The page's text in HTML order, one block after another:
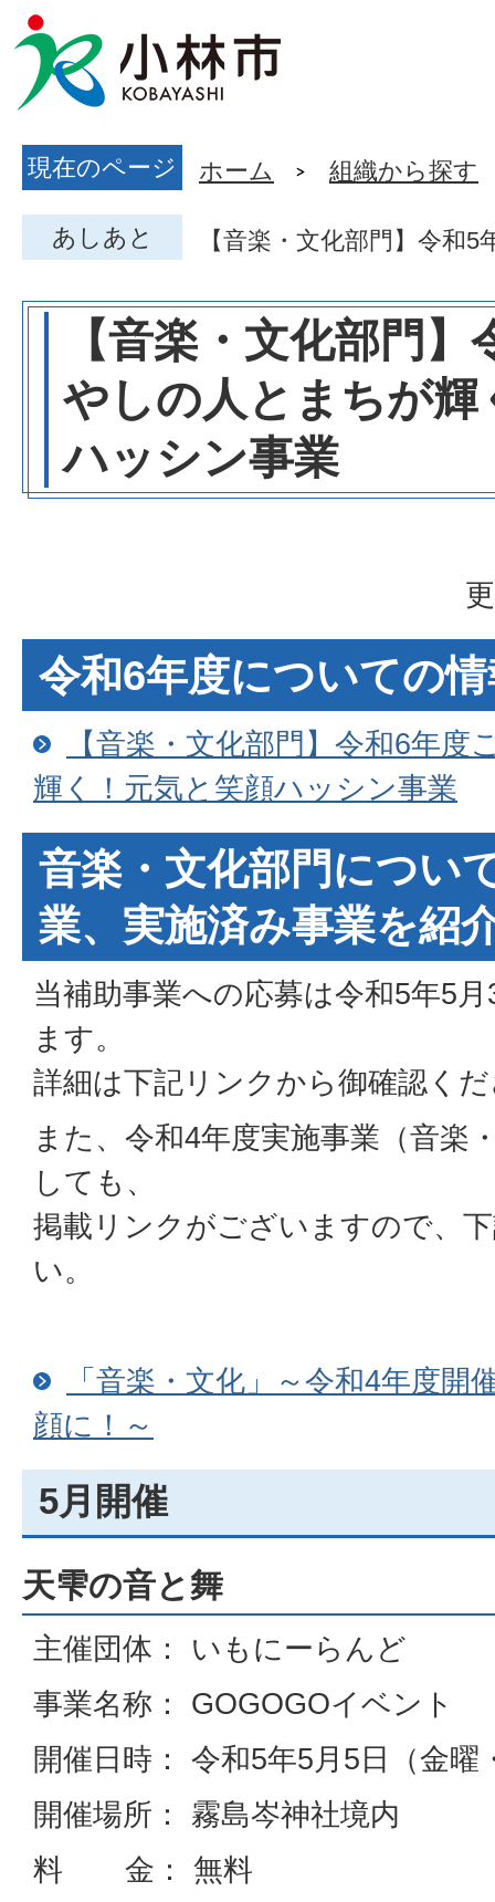
現在のページ ホーム 組織から探す
あしあと 【音楽・文化部門】令和
【音楽・文化部門
やしの人とまちが輝
ハッシン事業
令和6年度についての
【音楽・文化部門】令和6年
輝く！元気と笑顔ハッシン事業
音楽・文化部門につい
業、実施済み事業を紹
当補助事業への応募は令和5年5
ます。
詳細は下記リンクから御確認く
また、令和4年度実施事業（音楽
しても、
掲載リンクがございますので、
い。
「音楽・文化」～令和4年度開
顔に！～
5月開催
天雫の音と舞
主催団体： いもにーらんど
事業名称： GOGOGOイベント
開催日時： 令和5年5月5日（金曜
開催場所： 霧島岑神社境内
料 金： 無料